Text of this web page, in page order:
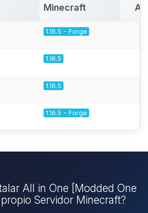
Minecraft
1.16.5 - Forge
1.16.5
1.16.5
1.16.5 - Forge
All in One [Modded One
Servidor Minecraft?